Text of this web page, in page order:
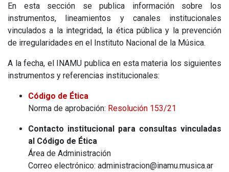
En esta sección se publica información sobre los
instrumentos, lineamientos y canales institucionales
vinculados a la integridad, la ética pública y la prevención
de irregularidades en el Instituto Nacional de la Música.
A la fecha, el INAMU publica en esta materia los siguientes
instrumentos y referencias institucionales:
Código de Ética
Norma de aprobación: Resolución 153/21
Contacto institucional para consultas vinculadas
al Código de Ética
Área de Administración
Correo electrónico: administracion@inamu.musica.ar